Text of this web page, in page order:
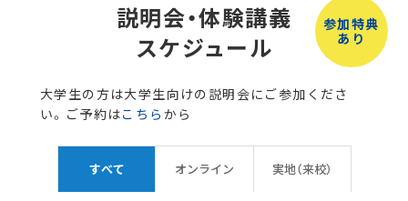
参加特典
あり
説明会・体験講義
スケジュール
大学生の方は大学生向けの説明会にご参加くださ
い。ご予約はこちら から
すべて オンライン 実地（来校）